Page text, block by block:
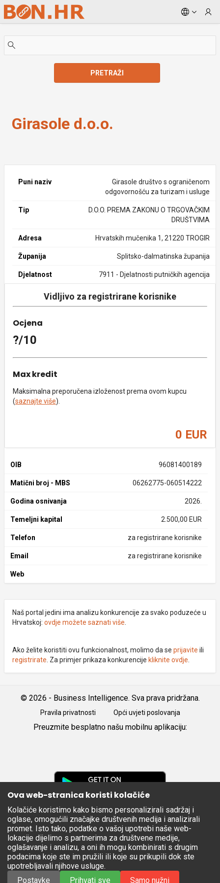
Skip to Main Content
PRETRAŽI
Girasole d.o.o.
Puni naziv
Girasole društvo s ograničenom
odgovornošću za turizam i usluge
Tip
D.O.O. PREMA ZAKONU O TRGOVAČKIM
DRUŠTVIMA
Adresa Hrvatskih mučenika 1, 21220 TROGIR
Županija Splitsko-dalmatinska županija
Djelatnost 7911 - Djelatnosti putničkih agencija
Vidljivo za registrirane korisnike
Ocjena
?/10
Max kredit
Maksimalna preporučena izloženost prema ovom kupcu
(saznajte više).
0 EUR
OIB 96081400189
Matični broj - MBS 06262775-060514222
Godina osnivanja 2026.
Temeljni kapital 2.500,00 EUR
Telefon za registrirane korisnike
Email za registrirane korisnike
Web
Naš portal jedini ima analizu konkurencije za svako poduzeće u
Hrvatskoj: ovdje možete saznati više
Ako želite koristiti ovu funkcionalnost, molimo da se prijavite ili
registrirate . Za primjer prikaza konkurencije kliknite ovdje
© 2026 - Business Intelligence. Sva prava pridržana.
Pravila privatnosti Opći uvjeti poslovanja
Preuzmite besplatno našu mobilnu aplikaciju:
Apple
Store
Ova web-stranica koristi kolačiće
Kolačiće koristimo kako bismo personalizirali sadržaj i
oglase, omogućili značajke društvenih medija i analizirali
promet. Isto tako, podatke o vašoj upotrebi naše web-
lokacije dijelimo s partnerima za društvene medije,
oglašavanje i analizu, a oni ih mogu kombinirati s drugim
podacima koje ste im pružili ili koje su prikupili dok ste
upotrebljavali njihove usluge.
Postavke
Prihvati sve Samo nužni